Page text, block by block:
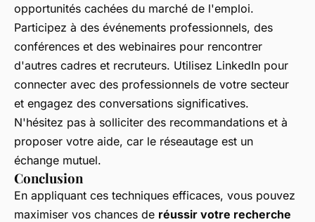
opportunités cachées du marché de l'emploi.
Participez à des événements professionnels, des
conférences et des webinaires pour rencontrer
d'autres cadres et recruteurs. Utilisez LinkedIn pour
connecter avec des professionnels de votre secteur
et engagez des conversations significatives.
N'hésitez pas à solliciter des recommandations et à
proposer votre aide, car le réseautage est un
échange mutuel.
Conclusion
En appliquant ces techniques efficaces, vous pouvez
maximiser vos chances de réussir votre recherche